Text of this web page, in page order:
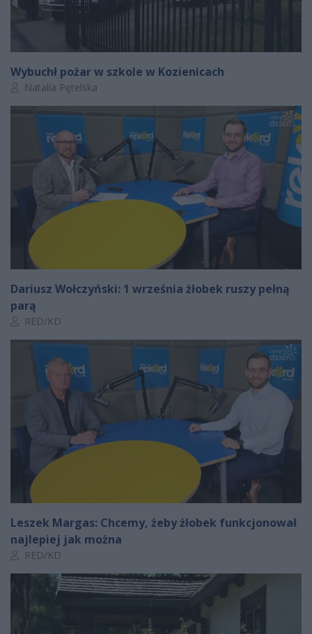
Wybuchł pożar w szkole w Kozienicach
Autor artykułu:
Natalia Pętelska
Dariusz Wołczyński: 1 września żłobek ruszy pełną
parą
Autor artykułu:
RED/KD
Leszek Margas: Chcemy, żeby żłobek funkcjonował
najlepiej jak można
Autor artykułu:
RED/KD